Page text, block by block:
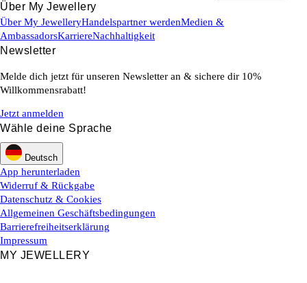
Über My Jewellery
Über My JewelleryHandelspartner werdenMedien &
AmbassadorsKarriereNachhaltigkeit
Newsletter
Melde dich jetzt für unseren Newsletter an & sichere dir 10%
Willkommensrabatt!
Jetzt anmelden
Wähle deine Sprache
Deutsch
App herunterladen
Widerruf & Rückgabe
Datenschutz & Cookies
Allgemeinen Geschäftsbedingungen
Barrierefreiheitserklärung
Impressum
MY JEWELLERY